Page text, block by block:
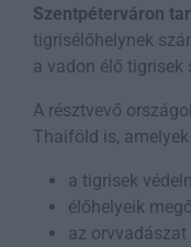
Szentpéterváron
tigrisélőhelynek
a vadon élő tigrisek
A résztvevő
Thaiföld is,
a tigrisek
élőhelyeik
az